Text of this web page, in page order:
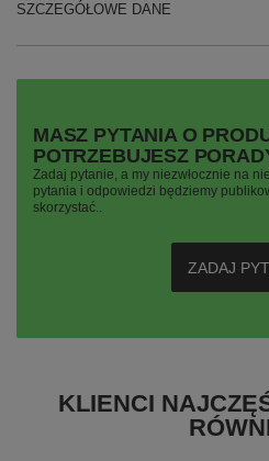
SZCZEGÓŁOWE DANE
MASZ PYTANIA O
POTRZEBUJESZ
Zadaj pytanie, a my niezwłocznie na
pytania i odpowiedzi będziemy
skorzystać..
ZADAJ
KLIENCI